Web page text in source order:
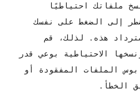
ملفاتك احتياطيًا
إلى الضغط على نفسك
هذه.
لذلك، قم
الاحتياطية بوعي قدر
الملفات المفقودة أو
الخطأ.